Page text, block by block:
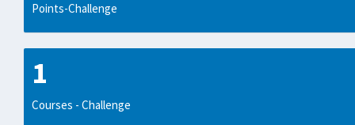
Points-Challenge
1
Courses - Challenge